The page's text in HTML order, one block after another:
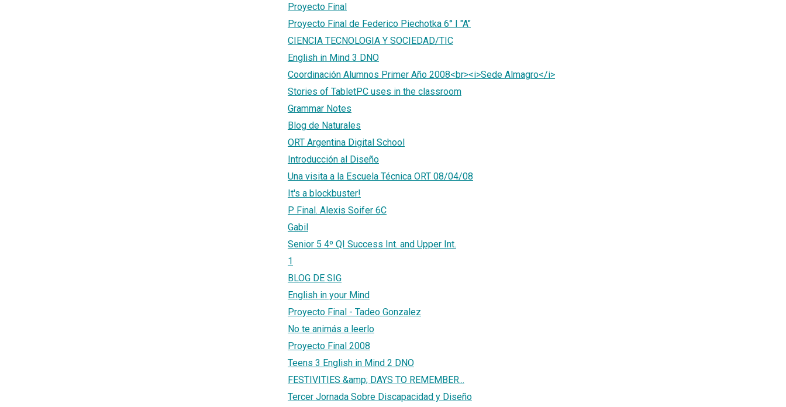
Proyecto Final
Proyecto Final de Federico Piechotka 6° I "A"
CIENCIA TECNOLOGIA Y SOCIEDAD/TIC
English in Mind 3 DNO
Coordinación Alumnos Primer Año 2008<br><i>Sede Almagro</i>
Stories of TabletPC uses in the classroom
Grammar Notes
Blog de Naturales
ORT Argentina Digital School
Introducción al Diseño
Una visita a la Escuela Técnica ORT 08/04/08
It's a blockbuster!
P Final. Alexis Soifer 6C
Gabil
Senior 5 4º QI Success Int. and Upper Int.
1
BLOG DE SIG
English in your Mind
Proyecto Final - Tadeo Gonzalez
No te animás a leerlo
Proyecto Final 2008
Teens 3 English in Mind 2 DNO
FESTIVITIES &amp; DAYS TO REMEMBER...
Tercer Jornada Sobre Discapacidad y Diseño